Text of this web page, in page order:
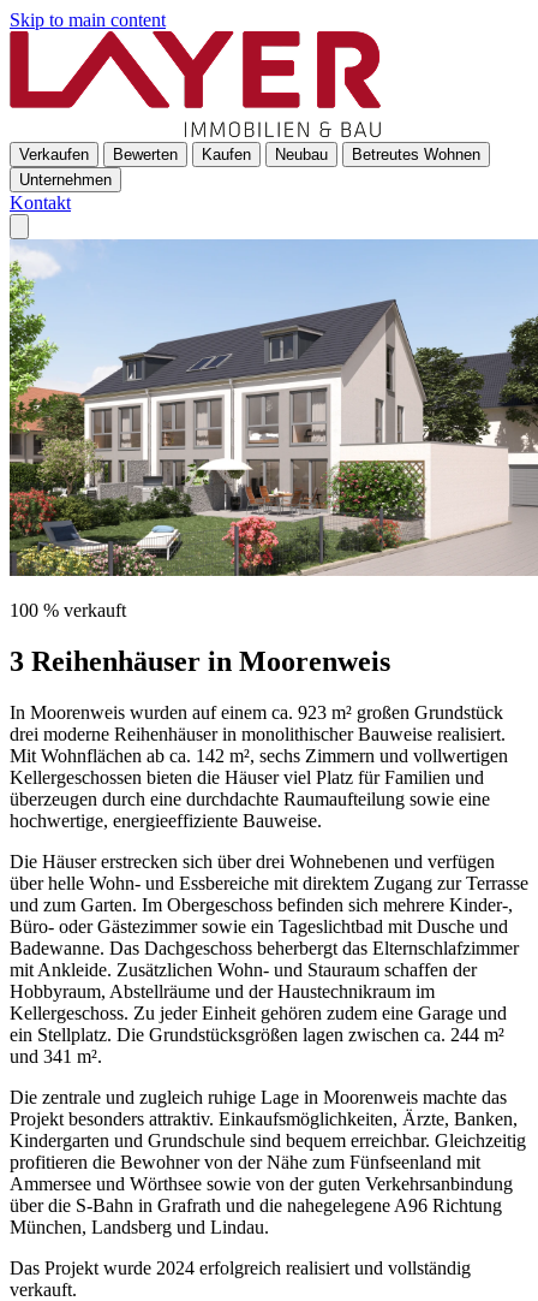
Skip to main content
Verkaufen Bewerten Kaufen Neubau
Betreutes Wohnen
Unternehmen
Kontakt
100 % verkauft
3 Reihenhäuser in Moorenweis
In Moorenweis wurden auf einem ca. 923 m² großen Grundstück
drei moderne Reihenhäuser in monolithischer Bauweise realisiert.
Mit Wohnflächen ab ca. 142 m², sechs Zimmern und vollwertigen
Kellergeschossen bieten die Häuser viel Platz für Familien und
überzeugen durch eine durchdachte Raumaufteilung sowie eine
hochwertige, energieeffiziente Bauweise.
Die Häuser erstrecken sich über drei Wohnebenen und verfügen
über helle Wohn- und Essbereiche mit direktem Zugang zur Terrasse
und zum Garten. Im Obergeschoss befinden sich mehrere Kinder-,
Büro- oder Gästezimmer sowie ein Tageslichtbad mit Dusche und
Badewanne. Das Dachgeschoss beherbergt das Elternschlafzimmer
mit Ankleide. Zusätzlichen Wohn- und Stauraum schaffen der
Hobbyraum, Abstellräume und der Haustechnikraum im
Kellergeschoss. Zu jeder Einheit gehören zudem eine Garage und
ein Stellplatz. Die Grundstücksgrößen lagen zwischen ca. 244 m²
und 341 m².
Die zentrale und zugleich ruhige Lage in Moorenweis machte das
Projekt besonders attraktiv. Einkaufsmöglichkeiten, Ärzte, Banken,
Kindergarten und Grundschule sind bequem erreichbar. Gleichzeitig
profitieren die Bewohner von der Nähe zum Fünfseenland mit
Ammersee und Wörthsee sowie von der guten Verkehrsanbindung
über die S-Bahn in Grafrath und die nahegelegene A96 Richtung
München, Landsberg und Lindau.
Das Projekt wurde 2024 erfolgreich realisiert und vollständig
verkauft.